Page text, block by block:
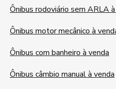
Ônibus rodoviário sem ARLA
Ônibus motor mecânico à
Ônibus com banheiro à venda
Ônibus câmbio manual à venda